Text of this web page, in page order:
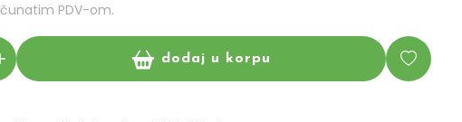
PDV-om.
dodaj u korpu